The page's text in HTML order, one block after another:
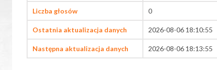
Liczba głosów 0
Ostatnia aktualizacja danych 2026-08-06 18:10:55
Następna aktualizacja danych 2026-08-06 18:13:55